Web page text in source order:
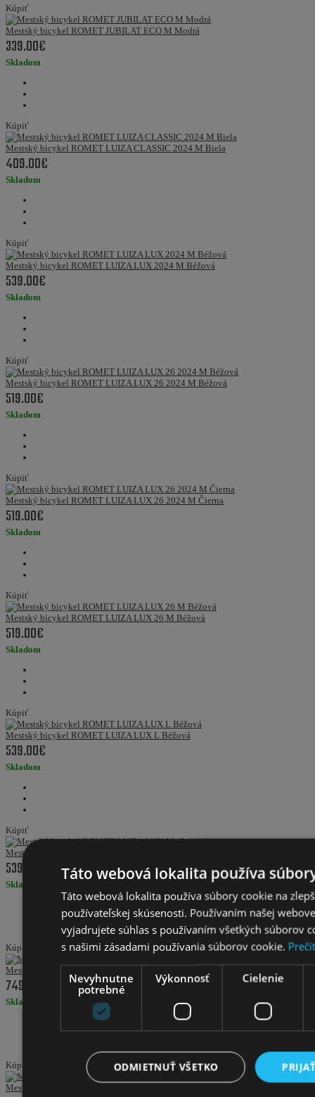
Kúpiť
Mestský bicykel ROMET JUBILAT ECO M Modrá
339.00€
Skladom
Kúpiť
Mestský bicykel ROMET LUIZA CLASSIC 2024 M Biela
409.00€
Skladom
Kúpiť
Mestský bicykel ROMET LUIZA LUX 2024 M Béžová
539.00€
Skladom
Kúpiť
Mestský bicykel ROMET LUIZA LUX 26 2024 M Béžová
519.00€
Skladom
Kúpiť
Mestský bicykel ROMET LUIZA LUX 26 2024 M Čierna
519.00€
Skladom
Kúpiť
Mestský bicykel ROMET LUIZA LUX 26 M Béžová
519.00€
Skladom
Kúpiť
Mestský bicykel ROMET LUIZA LUX L Béžová
539.00€
Skladom
Kúpiť
Mestský bicykel ROMET LUIZA LUX XL Béžová
539.00€
Skladom
Kúpiť
Mestský bicykel ROMET MISTRAL 2 D 2024 L Tmavoružová
749.00€
Skladom
Kúpiť
Mestský bicykel ROMET POP ART CLASSIC 26 2024 M Biela
Táto webová lokalita používa
Táto webová lokalita používa súbory cookie na
používateľskej skúsenosti. Používaním našej
vyjadrujete súhlas s používaním všetkých súborov
s našimi zásadami používania súborov cookie.
Nevyhnutne
potrebné
Výkonnosť Cielenie
ODMIETNUŤ VŠETKO